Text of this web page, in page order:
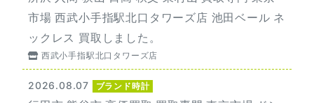
市場 西武小手指駅北口タワーズ店 池田ベール ネ
ックレス 買取しました。
西武小手指駅北口タワーズ店
2026.08.07 ブランド時計